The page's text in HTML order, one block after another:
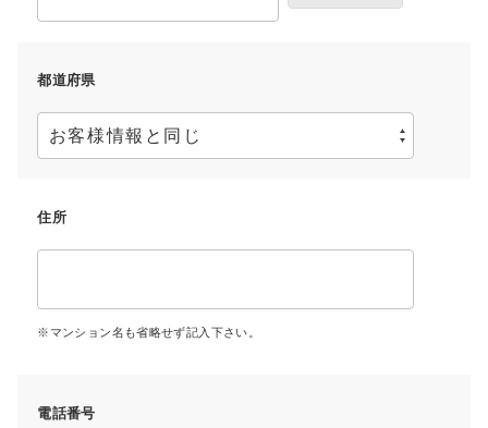
都道府県
住所
マンション名も省略せず記入下さい。
電話番号